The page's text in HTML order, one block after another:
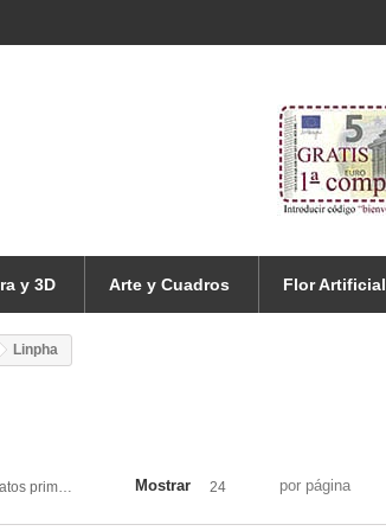
y 3D Arte y Cuadros Flor Artificial
Linpha
Precio: más baratos primero Mostrar 24 por página